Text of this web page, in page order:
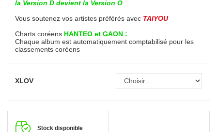
la Version D devient la Version O
Vous soutenez vos artistes préférés avec TAIYOU
Charts coréens HANTEO et GAON :
Chaque album est automatiquement comptabilisé pour les
classements coréens
XLOV
Stock disponible